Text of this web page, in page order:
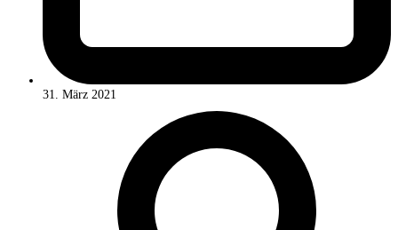
31. März 2021